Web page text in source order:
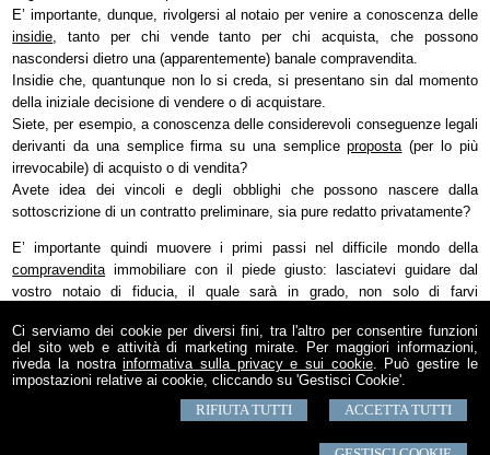
Ci serviamo dei cookie per diversi fini, tra l'altro per consentire funzioni
del sito web e attività di marketing mirate. Per maggiori informazioni,
riveda la nostrainformativa sulla privacy e sui cookie. Può gestire le
impostazioni relative ai cookie, cliccando su 'Gestisci Cookie'.
ACCETTA TUTTI
RIFIUTA TUTTI
E’ importante, dunque, rivolgersi al notaio per venire a conoscenza delle
insidie, tanto per chi vende tanto per chi acquista, che possono
nascondersi dietro una (apparentemente) banale compravendita.
Insidie che, quantunque non lo si creda, si presentano sin dal momento
della iniziale decisione di vendere o di acquistare.
Siete, per esempio, a conoscenza delle considerevoli conseguenze legali
derivanti da una semplice firma su una sempliceproposta(per lo più
irrevocabile) di acquisto o di vendita?
Avete idea dei vincoli e degli obblighi che possono nascere dalla
sottoscrizione di un contratto preliminare, sia pure redatto privatamente?
E’ importante quindi muovere i primi passi nel difficile mondo della
compravenditaimmobiliare con il piede giusto: lasciatevi guidare dal
vostro notaio di fiducia, il quale sarà in grado, non solo di farvi
consiglierà anche le migliori soluzioni sotto ilprofilo fiscale.
tratto da www.notariato.it